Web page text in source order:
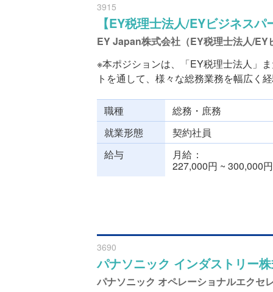
3915
【EY税理⼠法⼈/EYビジネス
EY Japan株式会社（EY税理士法人/EY
※本ポジションは、「EY税理⼠法⼈」
トを通して、様々な総務業務を幅広く
職種
総務・庶務
就業形態
契約社員
給与
月給
227,000円 ~ 300,000円
3690
パナソニック インダストリー
パナソニック オペレーショナルエクセ